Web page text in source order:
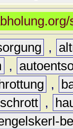
,
,
,
,